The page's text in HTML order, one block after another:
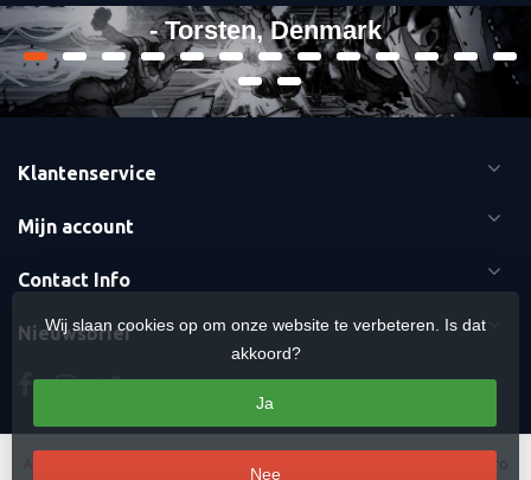
- Torsten, Denmark
Klantenservice
Mijn account
Contact Info
Nieuwsbrief
Wij slaan cookies op om onze website te verbeteren. Is dat
akkoord?
Ja
Nee
Algemene voorwaarden Cookies-
Copyright Otaku Ninja Hero